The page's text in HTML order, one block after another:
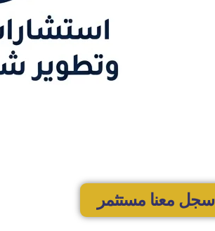
سجل معنا مستثمر